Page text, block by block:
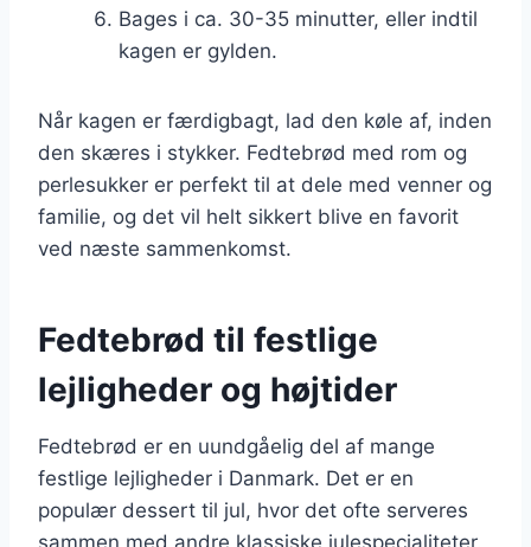
Bages i ca. 30-35 minutter, eller indtil
kagen er gylden.
Når kagen er færdigbagt, lad den køle af, inden
den skæres i stykker. Fedtebrød med rom og
perlesukker er perfekt til at dele med venner og
familie, og det vil helt sikkert blive en favorit
ved næste sammenkomst.
Fedtebrød til festlige
lejligheder og højtider
Fedtebrød er en uundgåelig del af mange
festlige lejligheder i Danmark. Det er en
populær dessert til jul, hvor det ofte serveres
sammen med andre klassiske julespecialiteter.